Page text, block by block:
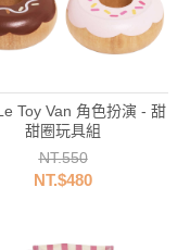
Toy Van 角色扮演 - 甜
甜圈玩具組
NT.550
NT.$480